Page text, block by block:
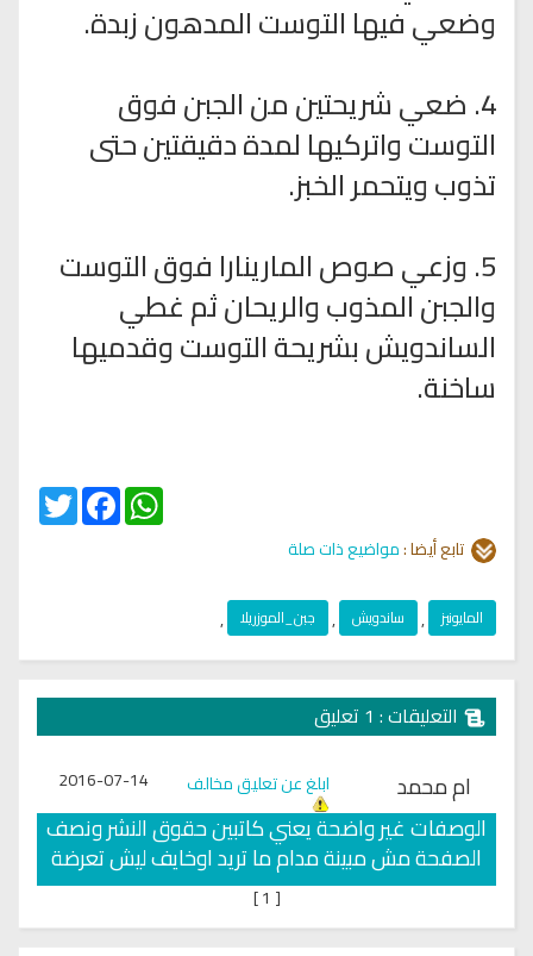
وضعي فيها التوست المدهون زبدة.
4. ضعي شريحتين من الجبن فوق
التوست واتركيها لمدة دقيقتين حتى
تذوب ويتحمر الخبز.
5. وزعي صوص المارينارا فوق التوست
والجبن المذوب والريحان ثم غطي
الساندويش بشريحة التوست وقدميها
ساخنة.
Twitter
FacebookWhatsApp
تابع أيضا :مواضيع ذات صلة
المايونيز , ساندويش , جبن_الموزريلا ,
التعليقات : 1 تعليق
ام محمد ابلغ عن تعليق مخالف 2016-07-14
الوصفات غير واضحة يعني كاتبين حقوق النشر ونصف
الصفحة مش مبينة مدام ما تريد اوخايف ليش تعرضة
[
]